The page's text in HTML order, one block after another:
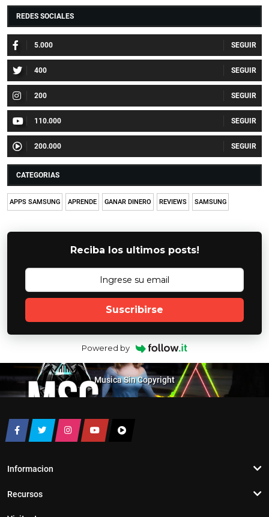
REDES SOCIALES
5.000
400
200
110.000
200.000
CATEGORIAS
APPS SAMSUNG APRENDE GANAR DINERO REVIEWS SAMSUNG
Reciba los ultimos posts!
Suscribirse
Powered by
Musica Sin Copyright
Informacion
Recursos